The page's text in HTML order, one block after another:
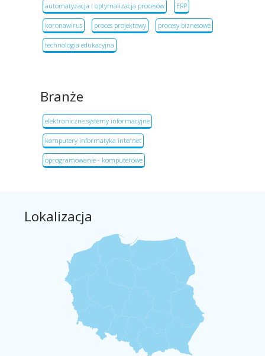
automatyzacja i optymalizacja procesów ERP
koronawirus proces projektowy procesy biznesowe
technologia edukacyjna
Branże
elektroniczne systemy informacyjne
komputery informatyka internet
oprogramowanie - komputerowe
Lokalizacja